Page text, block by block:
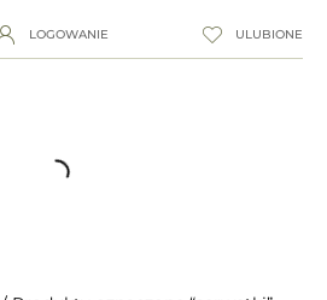
LOGOWANIE ULUBIONE